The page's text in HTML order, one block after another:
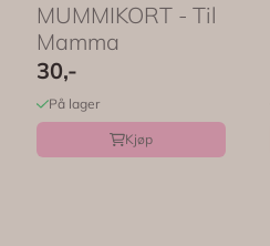
MUMMIKORT - Til
Mamma
30,-
På lager
Kjøp